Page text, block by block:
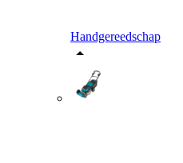
Handgereedschap